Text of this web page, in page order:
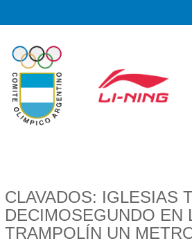
CLAVADOS: IGLESIAS
DECIMOSEGUNDO EN
TRAMPOLÍN UN